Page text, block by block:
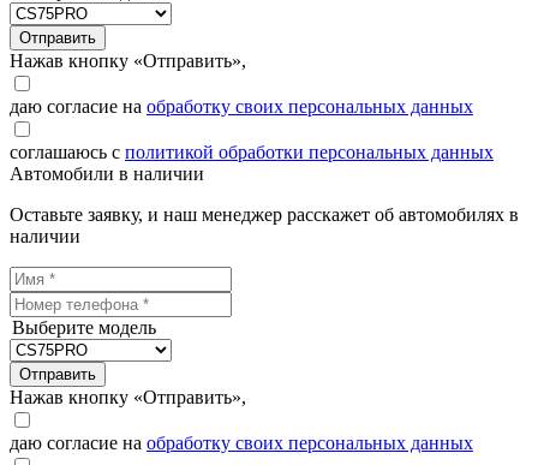
Отправить
Нажав кнопку «Отправить»,
даю согласие на обработку своих персональных данных
соглашаюсь с политикой обработки персональных данных
Автомобили в наличии
Оставьте заявку, и наш менеджер расскажет об автомобилях в
наличии
Выберите модель
Отправить
Нажав кнопку «Отправить»,
даю согласие на обработку своих персональных данных